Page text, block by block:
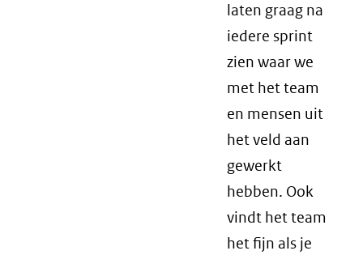
laten graag na
iedere sprint
zien waar we
met het team
en mensen uit
het veld aan
gewerkt
hebben. Ook
vindt het team
het fijn als je